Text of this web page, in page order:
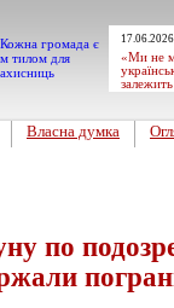
«Ми не
Власна думка
по